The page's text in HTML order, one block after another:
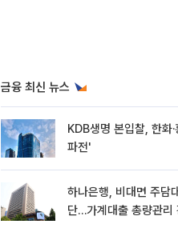
금융 최신 뉴스
KDB생명 본입찰, 한화·
파전'
하나은행, 비대면 주담
단…가계대출 총량관리